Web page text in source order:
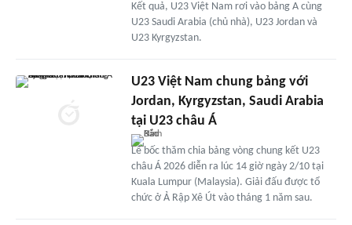
Kết quả, U23 Việt Nam rơi vào bảng A cùng
U23 Saudi Arabia (chủ nhà), U23 Jordan và
U23 Kyrgyzstan.
U23 Việt Nam chung bảng với
Jordan, Kyrgyzstan, Saudi Arabia
tại U23 châu Á
Lễ bốc thăm chia bảng vòng chung kết U23
châu Á 2026 diễn ra lúc 14 giờ ngày 2/10 tại
Kuala Lumpur (Malaysia). Giải đấu được tổ
chức ở Ả Rập Xê Út vào tháng 1 năm sau.